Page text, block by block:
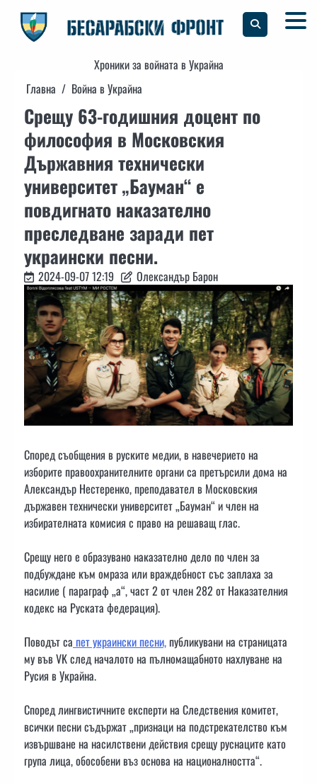
content
Хроники за войната в Украйна
Главна
Война в Украйна
Срещу 63-годишния доцент по
философия в Московския
Държавния технически
университет „Бауман“ е
повдигнато наказателно
преследване заради пет
украински песни.
2024-09-07 12:19 Олександър Барон
Според съобщения в руските медии, в навечерието на
изборите правоохранителните органи са претърсили дома на
Александър Нестеренко, преподавател в Московския
държавен технически университет „Бауман“ и член на
избирателната комисия с право на решаващ глас.
Срещу него е образувано наказателно дело по член за
подбуждане към омраза или враждебност със заплаха за
насилие ( параграф „а“, част 2 от член 282 от Наказателния
кодекс на Руската федерация).
Поводът са пет украински песни,публикувани на страницата
му във VK след началото на пълномащабното нахлуване на
Русия в Украйна.
Според лингвистичните експерти на Следствения комитет,
всички песни съдържат „признаци на подстрекателство към
извършване на насилствени действия срещу руснаците като
група лица, обособени въз основа на националността“.